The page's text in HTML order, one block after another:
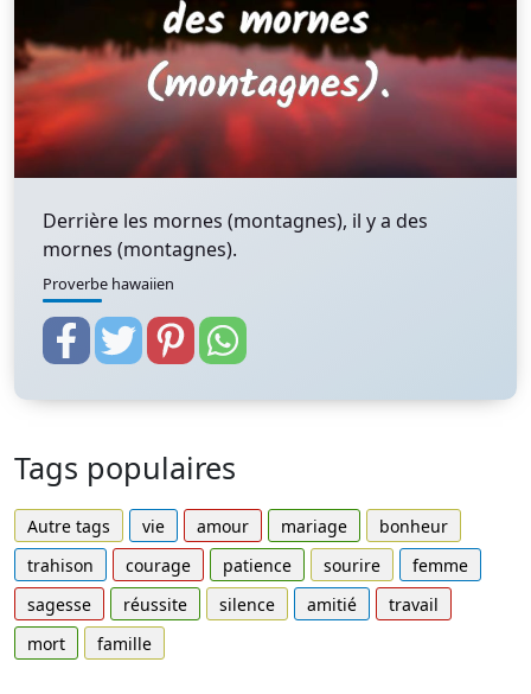
Derrière les mornes (montagnes), il y a des
mornes (montagnes).
Proverbe hawaiien
Tags populaires
Autre tags vie amour mariage
bonheur
trahison
courage patience sourire
femme
sagesse
réussite silence amitié
travail
mort
famille